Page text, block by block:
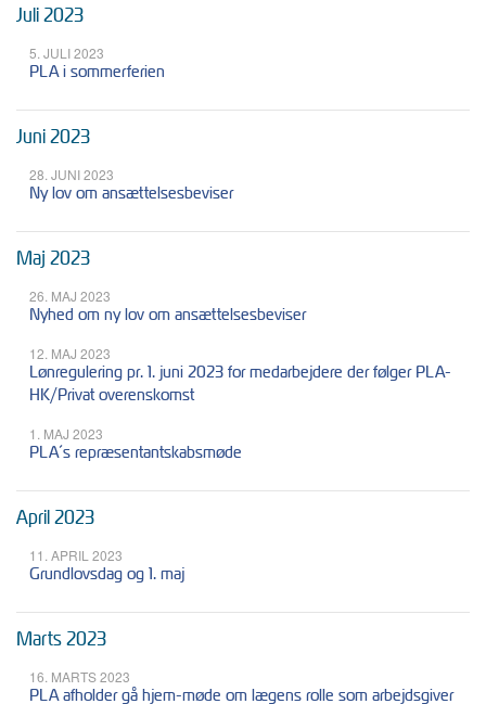
Juli 2023
5. JULI 2023
PLA i sommerferien
Juni 2023
28. JUNI 2023
Ny lov om ansættelsesbeviser
Maj 2023
26. MAJ 2023
Nyhed om ny lov om ansættelsesbeviser
12. MAJ 2023
Lønregulering pr. 1. juni 2023 for medarbejdere der følger PLA-
HK/Privat overenskomst
1. MAJ 2023
PLA´s repræsentantskabsmøde
April 2023
11. APRIL 2023
Grundlovsdag og 1. maj
Marts 2023
16. MARTS 2023
PLA afholder gå hjem-møde om lægens rolle som arbejdsgiver